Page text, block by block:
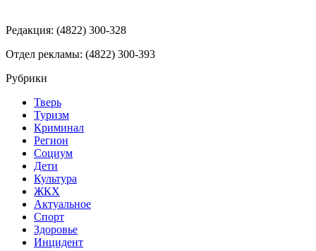
Редакция: (4822) 300-328
Отдел рекламы: (4822) 300-393
Рубрики
Тверь
Туризм
Криминал
Регион
Социум
Дети
Культура
ЖКХ
Актуальное
Спорт
Здоровье
Инцидент